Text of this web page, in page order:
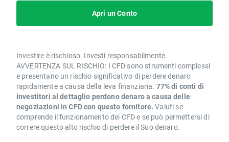
Apri un Conto
Investire è rischioso. Investi responsabilmente.
AVVERTENZA SUL RISCHIO: I CFD sono strumenti complessi
e presentano un rischio significativo di perdere denaro
rapidamente a causa della leva finanziaria. 77% di conti di
investitori al dettaglio perdono denaro a causa delle
negoziazioni in CFD con questo fornitore. Valuti se
comprende il funzionamento dei CFD e se può permettersi di
correre questo alto rischio di perdere il Suo denaro.